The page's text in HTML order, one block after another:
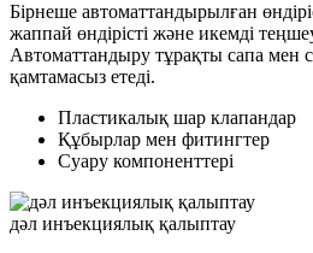
Бірнеше автоматтандырылған
жаппай өндірісті және икемді
Автоматтандыру тұрақты сапа мен
қамтамасыз етеді.
Пластикалық шар клапандар
Құбырлар мен фитингтер
Суару компоненттері
дәл инъекциялық қалыптау